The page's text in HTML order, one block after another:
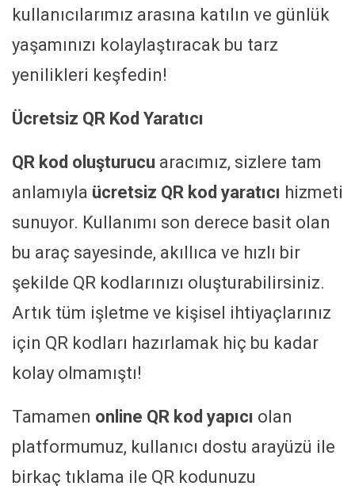
kullanıcılarımız arasına katılın ve günlük
yaşamınızı kolaylaştıracak bu tarz
yenilikleri keşfedin!
Ücretsiz QR Kod Yaratıcı
QR kod oluşturucu aracımız, sizlere tam
anlamıyla ücretsiz QR kod yaratıcı hizmeti
sunuyor. Kullanımı son derece basit olan
bu araç sayesinde, akıllıca ve hızlı bir
şekilde QR kodlarınızı oluşturabilirsiniz.
Artık tüm işletme ve kişisel ihtiyaçlarınız
için QR kodları hazırlamak hiç bu kadar
kolay olmamıştı!
Tamamen online QR kod yapıcı olan
platformumuz, kullanıcı dostu arayüzü ile
birkaç tıklama ile QR kodunuzu